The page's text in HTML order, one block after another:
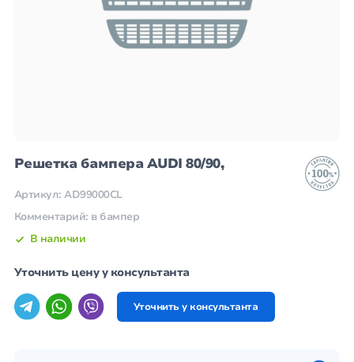
Решетка бампера AUDI 80/90,
Артикул: AD99000CL
Комментарий: в бампер
В наличии
Уточнить цену у консультанта
Уточнить у консультанта